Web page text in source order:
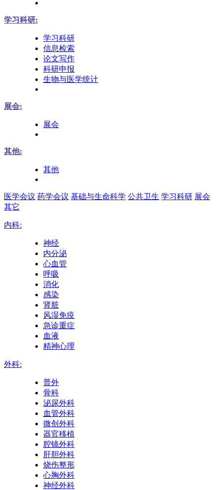
学习科研:
学习科研
信息检索
论文写作
科研申报
生物与医学统计
展会:
展会
其他:
其他
医学会议 药学会议 基础与生命科学 公共卫生 学习科研 展会
其它
内科:
神经
内分泌
心血管
呼吸
消化
感染
肾脏
风湿免疫
急诊重症
血液
精神心理
外科:
普外
骨科
泌尿外科
血管外科
微创外科
器官移植
腔镜外科
肝胆外科
烧伤整形
心胸外科
神经外科